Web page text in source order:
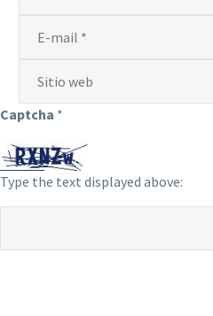
Captcha *
Type the text displayed above: